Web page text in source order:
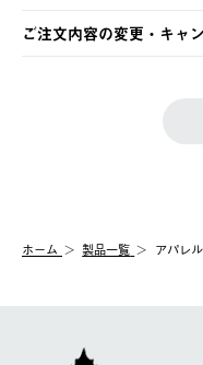
土日祝の発送はございま
の発送となる場合がござ
【配送業者】
佐川急便にて配送されます
※お客様都合の場合
お客様都合の返品にかか
一度お手元の商品を返品
ご注文内容の変更・キャ
LOGOS FAMILY会員の
ホーム 製品一覧 アパレル